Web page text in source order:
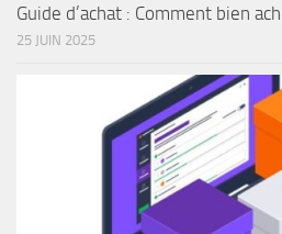
Guide d’achat : Comment bien
25 JUIN 2025